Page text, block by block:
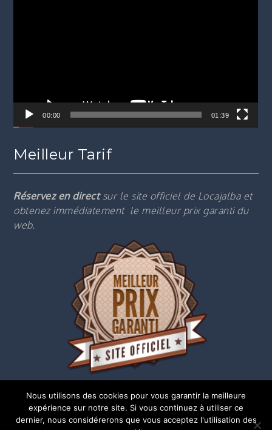
00:00 01:39
Meilleur Tarif
Réservez en directsur le site officiel de Locajalba et
obtenez immédiatement le meilleur prix garanti du
web.
Nous utilisons des cookies pour vous garantir la meilleure
expérience sur notre site. Si vous continuez à utiliser ce
dernier, nous considérerons que vous acceptez l'utilisation des